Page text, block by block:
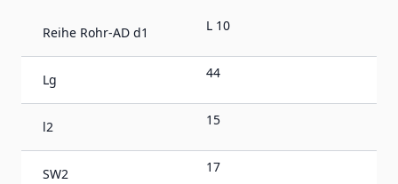
Reihe Rohr-AD d1 L 10
Lg 44
l2 15
SW2 17